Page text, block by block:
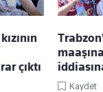
çıktı
Kaydet